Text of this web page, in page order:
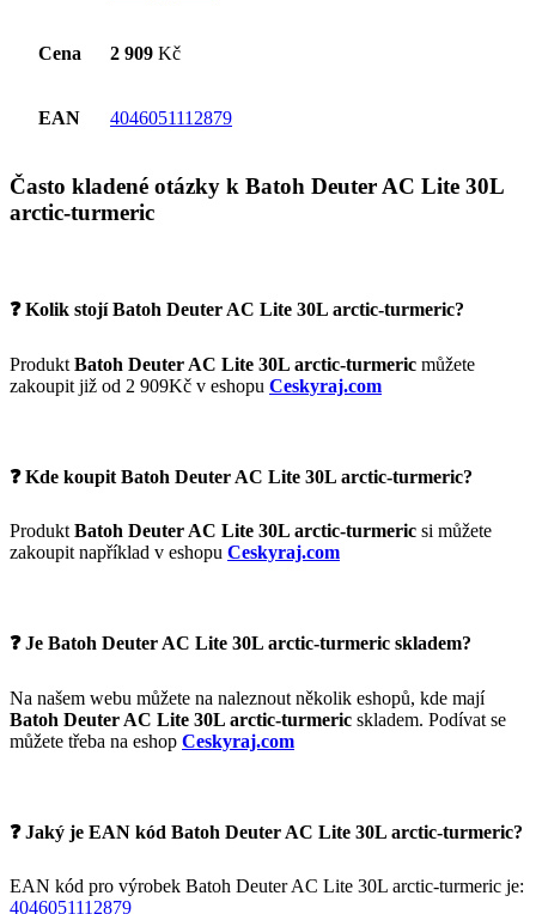
Cena 2 909 Kč
EAN 4046051112879
Často kladené otázky k Batoh Deuter AC Lite 30L
arctic-turmeric
❓ Kolik stojí Batoh Deuter AC Lite 30L arctic-turmeric?
Produkt Batoh Deuter AC Lite 30L arctic-turmeric můžete
zakoupit již od 2 909Kč v eshopu Ceskyraj.com
❓ Kde koupit Batoh Deuter AC Lite 30L arctic-turmeric?
Produkt Batoh Deuter AC Lite 30L arctic-turmeric si můžete
zakoupit například v eshopu Ceskyraj.com
❓ Je Batoh Deuter AC Lite 30L arctic-turmeric skladem?
Na našem webu můžete na naleznout několik eshopů, kde mají
Batoh Deuter AC Lite 30L arctic-turmeric skladem. Podívat se
můžete třeba na eshop Ceskyraj.com
❓ Jaký je EAN kód Batoh Deuter AC Lite 30L arctic-turmeric?
EAN kód pro výrobek Batoh Deuter AC Lite 30L arctic-turmeric je:
4046051112879